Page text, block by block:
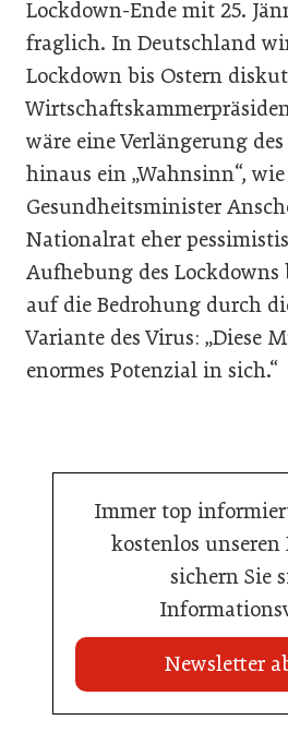
Lockdown-Ende mit 25.
fraglich. In Deutschland
Lockdown bis Ostern
wäre eine Verlängerung
hinaus ein „Wahnsinn“,
Gesundheitsminister
Nationalrat eher
Aufhebung des
auf die Bedrohung durch
Variante des Virus: „Diese
enormes Potenzial in sich.“
Immer top
kostenlos
sichern Sie
Newsletter